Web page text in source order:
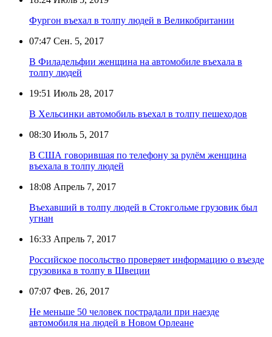
Фургон въехал в толпу людей в Великобритании
07:47 Сен. 5, 2017
В Филадельфии женщина на автомобиле въехала в
толпу людей
19:51 Июль 28, 2017
В Хельсинки автомобиль въехал в толпу пешеходов
08:30 Июль 5, 2017
В США говорившая по телефону за рулём женщина
въехала в толпу людей
18:08 Апрель 7, 2017
Въехавший в толпу людей в Стокгольме грузовик был
угнан
16:33 Апрель 7, 2017
Российское посольство проверяет информацию о въезде
грузовика в толпу в Швеции
07:07 Фев. 26, 2017
Не меньше 50 человек пострадали при наезде
автомобиля на людей в Новом Орлеане